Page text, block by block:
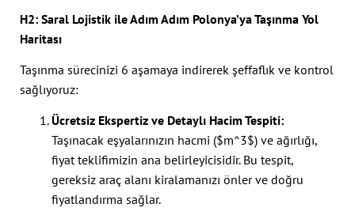
H2: Saral Lojistik ile Adım Adım Polonya’ya Taşınma Yol
Haritası
Taşınma sürecinizi 6 aşamaya indirerek şeffaflık ve kontrol
sağlıyoruz:
Ücretsiz Ekspertiz ve Detaylı Hacim Tespiti:
Taşınacak eşyalarınızın hacmi ($m^3$) ve ağırlığı,
fiyat teklifimizin ana belirleyicisidir. Bu tespit,
gereksiz araç alanı kiralamanızı önler ve doğru
fiyatlandırma sağlar.